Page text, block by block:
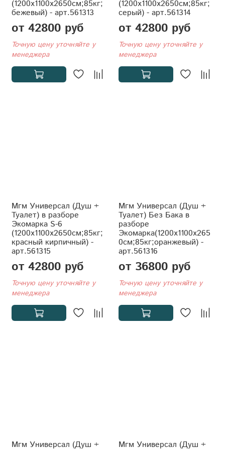
(1200x1100x2650см;85кг;
бежевый) - арт.561313
от 42800 руб
Точную цену уточняйте у
менеджера
(1200x1100x2650см;85кг;
серый) - арт.561314
от 42800 руб
Точную цену уточняйте у
менеджера
Мгм Универсал (Душ +
Туалет) в разборе
Экомарка S-6
(1200x1100x2650см;85кг;
красный кирпичный) -
арт.561315
от 42800 руб
Точную цену уточняйте у
менеджера
Мгм Универсал (Душ +
Туалет) Без Бака в
разборе
Экомарка(1200x1100x265
0см;85кг;оранжевый) -
арт.561316
от 36800 руб
Точную цену уточняйте у
менеджера
Мгм Универсал (Душ + Мгм Универсал (Душ +